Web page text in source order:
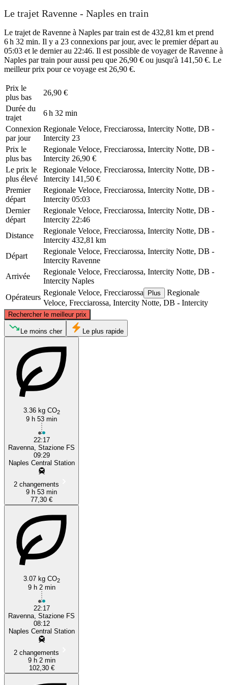
Le trajet Ravenne - Naples en train
Le trajet de Ravenne à Naples par train est de 432,81 km et prend
6 h 32 min. Il y a 23 connexions par jour, avec le premier départ au
05:03 et le dernier au 22:46. Il est possible de voyager de Ravenne à
Naples par train pour aussi peu que 26,90 € ou jusqu'à 141,50 €. Le
meilleur prix pour ce voyage est 26,90 €.
Prix ​​le
plus bas
26,90 €
Durée du
trajet
6 h 32 min
Connexion
par jour
Regionale Veloce, Frecciarossa, Intercity Notte, DB -
Intercity 23
Prix ​​le
plus bas
Regionale Veloce, Frecciarossa, Intercity Notte, DB -
Intercity 26,90 €
Le prix le
plus élevé
Regionale Veloce, Frecciarossa, Intercity Notte, DB -
Intercity 141,50 €
Premier
départ
Regionale Veloce, Frecciarossa, Intercity Notte, DB -
Intercity 05:03
Dernier
départ
Regionale Veloce, Frecciarossa, Intercity Notte, DB -
Intercity 22:46
Distance
Regionale Veloce, Frecciarossa, Intercity Notte, DB -
Intercity 432,81 km
Départ
Regionale Veloce, Frecciarossa, Intercity Notte, DB -
Intercity Ravenne
Arrivée
Regionale Veloce, Frecciarossa, Intercity Notte, DB -
Intercity Naples
Opérateurs
Regionale Veloce, Frecciarossa Plus
Regionale
Veloce, Frecciarossa, Intercity Notte, DB - Intercity
Rechercher le meilleur prix
Ravenna
©CARTO , ©OpenStreetMapcontributors
Le moins cher Le plus rapide
3.36 kg CO2
9 h 53 min
22:17
Ravenna, Stazione FS
09:29
Naples Central Station
2 changements
9 h 53 min
77,30 €
3.07 kg CO2
9 h 2 min
22:17
Ravenna, Stazione FS
08:12
Naples Central Station
2 changements
9 h 2 min
102,30 €